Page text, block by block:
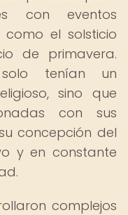
con eventos
como el solsticio
de primavera.
tenían un
sino que
con sus
concepción del
y en constante
complejos